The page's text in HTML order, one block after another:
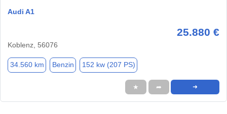
Audi A1
25.880 €
Koblenz, 56076
34.560 km Benzin 152 kw (207 PS)
★ ➦ ➜